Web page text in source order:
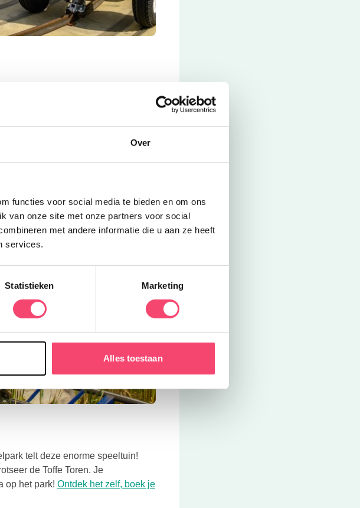
Over
functies voor social media te bieden en om ons
van onze site met onze partners voor social
met andere informatie die u aan ze heeft
services.
Statistieken Marketing
Alles toestaan
telt deze enorme speeltuin!
de Toffe Toren. Je
op het park! Ontdek het zelf, boek je